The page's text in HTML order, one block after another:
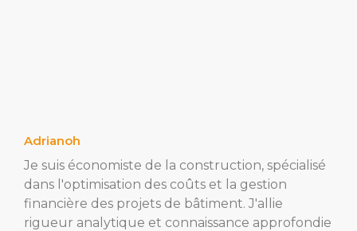
Adrianoh
Je suis économiste de la construction, spécialisé
dans l'optimisation des coûts et la gestion
financière des projets de bâtiment. J'allie
rigueur analytique et connaissance approfondie